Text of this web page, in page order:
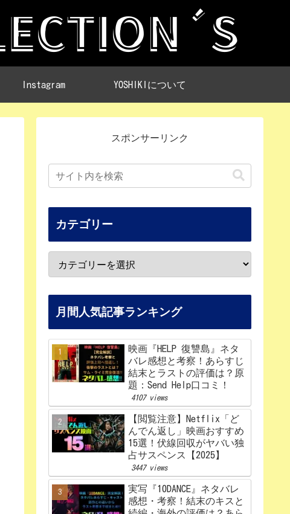
Instagram YOSHIKIについて
スポンサーリンク
カテゴリー
月間人気記事ランキング
映画『HELP 復讐島』ネタ
バレ感想と考察！あらすじ
結末とラストの評価は？原
題：Send Help口コミ！
4107 views
【閲覧注意】Netflix「ど
んでん返し」映画おすすめ
15選！伏線回収がヤバい独
占サスペンス【2025】
3447 views
実写『10DANCE』ネタバレ
感想・考察！結末のキスと